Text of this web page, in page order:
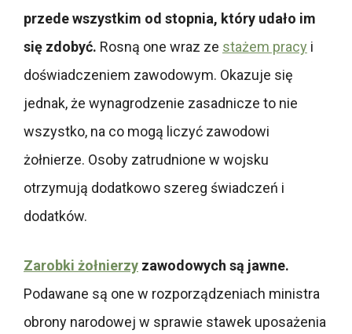
przede wszystkim od stopnia, który udało im
się zdobyć. Rosną one wraz ze stażem pracy i
doświadczeniem zawodowym. Okazuje się
jednak, że wynagrodzenie zasadnicze to nie
wszystko, na co mogą liczyć zawodowi
żołnierze. Osoby zatrudnione w wojsku
otrzymują dodatkowo szereg świadczeń i
dodatków.
Zarobki żołnierzy zawodowych są jawne.
Podawane są one w rozporządzeniach ministra
obrony narodowej w sprawie stawek uposażenia